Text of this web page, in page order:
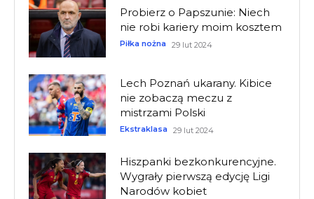
Probierz o Papszunie: Niech
nie robi kariery moim kosztem
Piłka nożna 29 lut 2024
Lech Poznań ukarany. Kibice
nie zobaczą meczu z
mistrzami Polski
Ekstraklasa 29 lut 2024
Hiszpanki bezkonkurencyjne.
Wygrały pierwszą edycję Ligi
Narodów kobiet